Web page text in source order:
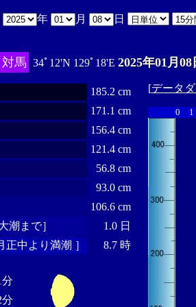
年 月 日
馬 34ﾟ12'N 129ﾟ18'E 2025年01月
185.2 cm
171.1 cm
156.4 cm
121.4 cm
56.8 cm
93.0 cm
106.6 cm
潮まで］
1.0 日
中より満潮 ］
8.7 時
分
分
[データ
0 1